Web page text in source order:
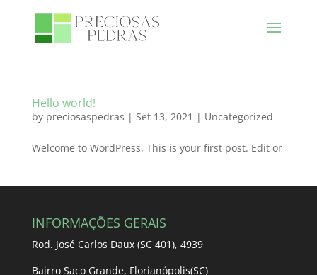
Hello world!
by preciosaspedras | Set 13, 2021 | Uncategorized
Welcome to WordPress. This is your first post. Edit or
INFORMAÇÕES GERAIS
Rod. José Carlos Daux (SC 401), 4939
Bairro Saco Grande, Florianópolis(SC)